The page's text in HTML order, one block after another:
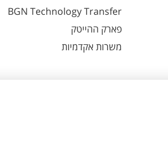
BGN Technology Transfer
פארק ההייטק
משרות אקדמיות